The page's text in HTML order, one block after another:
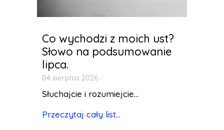
Co wychodzi z moich ust?
Słowo na podsumowanie
lipca.
04 sierpnia 2026
Słuchajcie i rozumiejcie...
Przeczytaj cały list...